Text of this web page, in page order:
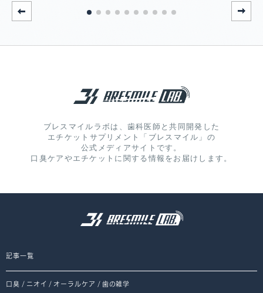
ブレスマイルラボは、歯科医師と共同開発した
エチケットサプリメント「ブレスマイル」の
公式メディアサイトです。
口臭ケアやエチケットに関する情報をお届けします。
記事一覧
口臭 / ニオイ / オーラルケア / 歯の雑学